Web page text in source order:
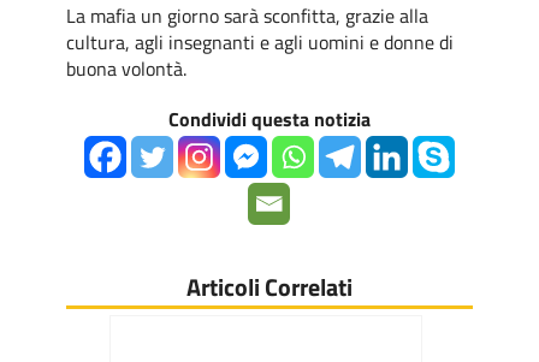
La mafia un giorno sarà sconfitta, grazie alla
cultura, agli insegnanti e agli uomini e donne di
buona volontà.
Condividi questa notizia
Articoli Correlati